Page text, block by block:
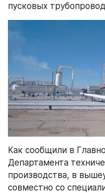
пусковых
Как сообщили в
Департамента
производства, в
совместно со